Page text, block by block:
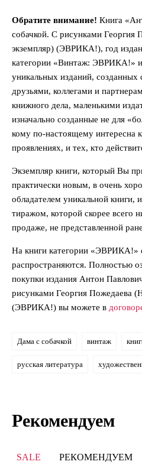
Обратите внимание! Книга
собачкой. С рисунками Георгия
экземпляр) (ЭВРИКА!), год
категории «Винтаж: ЭВРИКА!»
уникальных изданий,
друзьями, коллегами и
книжного дела, маленькими
изначально созданные не для
кому по-настоящему интересна
проявлениях, и тех, кто
Экземпляр книги, который Вы
практически новым, в очень
обладателем уникальной книги,
тиражом, которой скорее всего
продаже, не представленной
На книги категории «ЭВРИКА!»
распространяются. Полностью
покупки издания Антон
рисунками Георгия Пожедаева
(ЭВРИКА!) вы можете в
Дама с собачкой винтаж
русская литература
Рекомендуем
SALE РЕКОМЕНДУЕМ